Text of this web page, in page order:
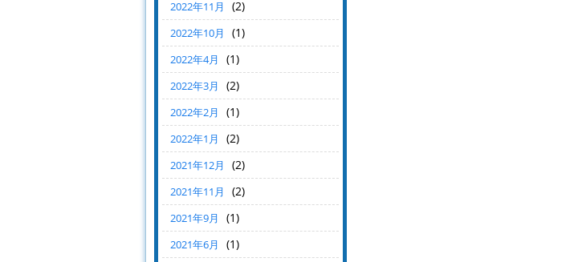
2022年11月 (2)
2022年10月 (1)
2022年4月 (1)
2022年3月 (2)
2022年2月 (1)
2022年1月 (2)
2021年12月 (2)
2021年11月 (2)
2021年9月 (1)
2021年6月 (1)